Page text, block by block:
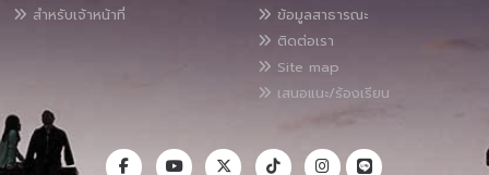
สำหรับเจ้าหน้าที่
ข้อมูลสาธารณะ
ติดต่อเรา
Site map
เสนอแนะ/ร้องเรียน